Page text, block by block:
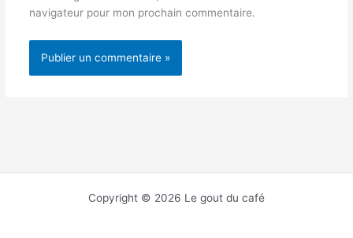
navigateur pour mon prochain commentaire.
Copyright © 2026 Le gout du café